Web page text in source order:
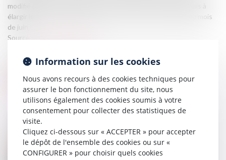
Source :
modifié par un amendement de son auteure et vise désormais à
élargir le dispositif de l’ordonnance de protection, adopté au mois
de juin...
Comment aider les femmes victimes de violences au
29 NOV.
Information sur les cookies
Nous avons recours à des cookies techniques pour
assurer le bon fonctionnement du site, nous
utilisons également des cookies soumis à votre
consentement pour collecter des statistiques de
visite.
Cliquez ci-dessous sur « ACCEPTER » pour accepter
le dépôt de l'ensemble des cookies ou sur «
CONFIGURER » pour choisir quels cookies